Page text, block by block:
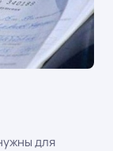
для